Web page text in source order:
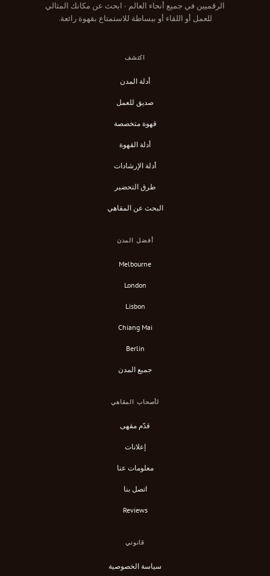
الرقميين في جميع أنحاء العالم - ابحث عن مكانك المثالي
للعمل أو اللقاء أو ببساطة للاستمتاع بقهوة رائعة.
اكتشف
أدلة المدن
صديق للعمل
قهوة متخصصة
أدلة القهوة
أدلة الإرشادات
طرق التحضير
البحث عن المقاهي
أفضل المدن
Melbourne
London
Lisbon
Chiang Mai
Berlin
جميع المدن
لأصحاب المقاهي
قدّم مقهى
إعلانات
معلومات عنا
اتصل بنا
Reviews
قانوني
سياسة الخصوصية